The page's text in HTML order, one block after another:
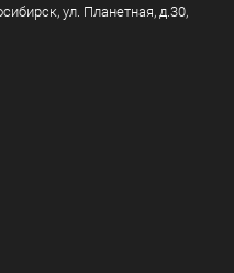
ул. Планетная, д.30,